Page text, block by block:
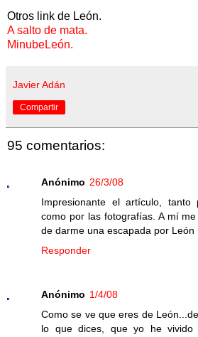
Otros link de León.
A salto de mata.
MinubeLeón.
Javier Adán
Compartir
95 comentarios:
Anónimo 26/3/08
Impresionante el artículo,
como por las fotografías. A mí
de darme una escapada por León
Responder
Anónimo 1/4/08
Como se ve que eres de
lo que dices, que yo he vivido